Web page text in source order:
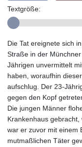
Textgröße:
Die Tat ereignete sich
Straße in der
Jährigen unvermittelt
haben, woraufhin
aufschlug. Der 23-
gegen den Kopf
Die jungen Männer
Krankenhaus
war er zuvor mit einem
mutmaßlichen Täter